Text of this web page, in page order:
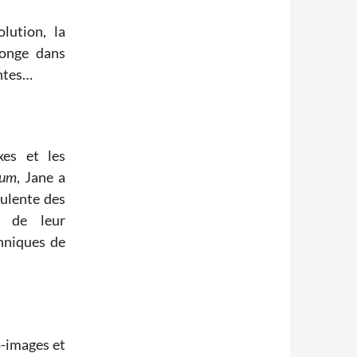
la
dans
et les
, Jane a
des
de leur
de
images et